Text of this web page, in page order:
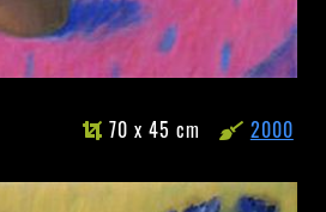
2000
70 x 45 cm